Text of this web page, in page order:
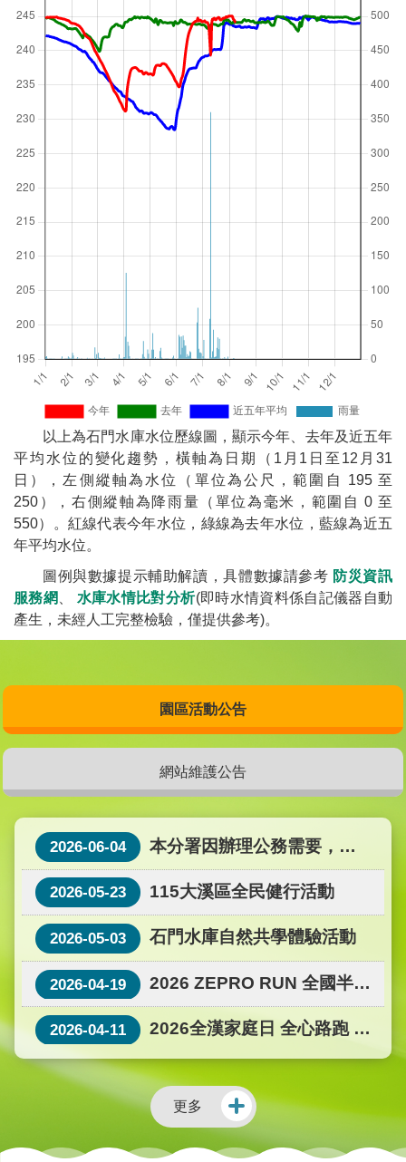
以上為石門水庫水位歷線圖，顯示今年、去年及近五年
平均水位的變化趨勢，橫軸為日期（1月1日至12月31
日），左側縱軸為水位（單位為公尺，範圍自 195 至
250），右側縱軸為降雨量（單位為毫米，範圍自 0 至
550）。紅線代表今年水位，綠線為去年水位，藍線為近五
年平均水位。
圖例與數據提示輔助解讀，具體數據請參考 防災資訊
服務網
水庫水情比對分析(即時水情資料係自記儀器自動
產生，未經人工完整檢驗，僅提供參考)。
園區活動公告
網站維護公告
2026-06-04
本分署因辦理公務需要，石
門水庫園區於115年6月4日（星期四）休園1
日，僅開放溪洲大道通行，造成不便，敬請
見諒。 若有相關疑問，歡迎於上班時間致電
石門水庫觀光服務中心洽詢，電話：03-
4712000分機100、101
2026-05-23 115大溪區全民健行活動
2026-05-03 石門水庫自然共學體驗活動
2026-04-19
2026 ZEPRO RUN 全國半程
馬拉松-桃園場
2026-04-11
2026全漢家庭日 全心路跑 漢
動綠生活
更多